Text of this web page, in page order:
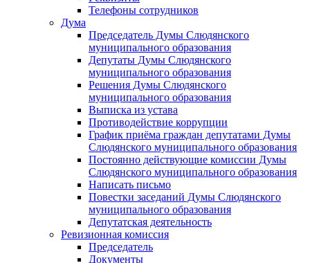
Телефоны сотрудников
Дума
Председатель Думы Слюдянского
муниципального образования
Депутаты Думы Слюдянского
муниципального образования
Решения Думы Слюдянского
муниципального образования
Выписка из устава
Противодействие коррупции
График приёма граждан депутатами Думы
Слюдянского муниципального образования
Постоянно действующие комиссии Думы
Слюдянского муниципального образования
Написать письмо
Повестки заседаний Думы Слюдянского
муниципального образования
Депутатская деятельность
Ревизионная комиссия
Председатель
Документы